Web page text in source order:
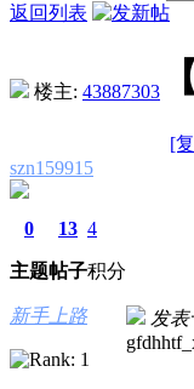
返回列表
楼主: 43887303
[
szn159915
0
主题
13
帖子
4
积分
新手上路 发表